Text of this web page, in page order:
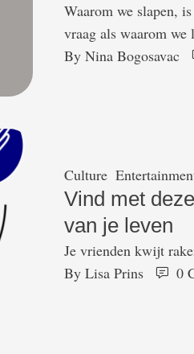
Waarom we slapen,
vraag als waarom we
gaat om dingen die
By Nina Bogosavac
Culture
Vind met
van je leven
Je vrienden kwijt
By Lisa Prins 0